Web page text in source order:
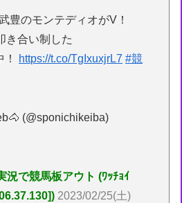
武豊のモンテディオがV！
き合い制した
！
https://t.co/TgIxuxjrL7 #競
(@sponichikeiba)
況で競馬板アウト (ﾜｯﾁｮｲ
2023/02/25(土)